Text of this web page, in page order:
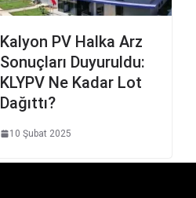
Kalyon PV Halka Arz
Sonuçları Duyuruldu:
KLYPV Ne Kadar Lot
Dağıttı?
10 Şubat 2025